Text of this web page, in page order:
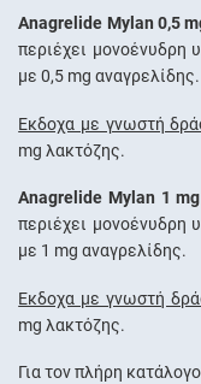
Anagrelide Mylan 0,5
περιέχει μονοένυδρη
με 0,5 mg αναγρελίδης.
Έκδοχα με γνωστή
mg λακτόζης.
Anagrelide Mylan 1
περιέχει μονοένυδρη
με 1 mg αναγρελίδης.
Έκδοχα με γνωστή
mg λακτόζης.
Για τον πλήρη